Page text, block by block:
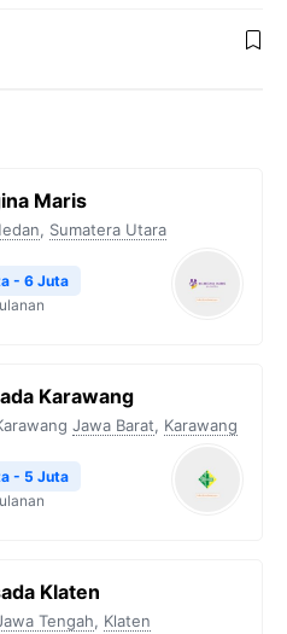
Maris
, Sumatera Utara
- 6 Juta
Karawang
Jawa Barat, Karawang
- 5 Juta
Klaten
Tengah, Klaten